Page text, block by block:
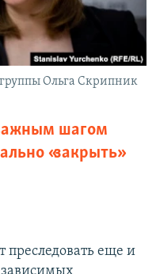
Ольга Скрипник
шагом
«закрыть»
преследовать еще и